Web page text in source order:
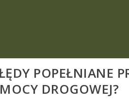
POPEŁNIANE
DROGOWEJ?